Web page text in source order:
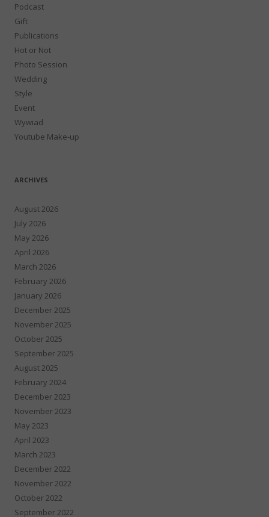
Podcast
Gift
Publications
Hot or Not
Photo Session
Wedding
Style
Event
Wywiad
Youtube Make-up
ARCHIVES
August 2026
July 2026
May 2026
April 2026
March 2026
February 2026
January 2026
December 2025
November 2025
October 2025
September 2025
August 2025
February 2024
December 2023
November 2023
May 2023
April 2023
March 2023
December 2022
November 2022
October 2022
September 2022